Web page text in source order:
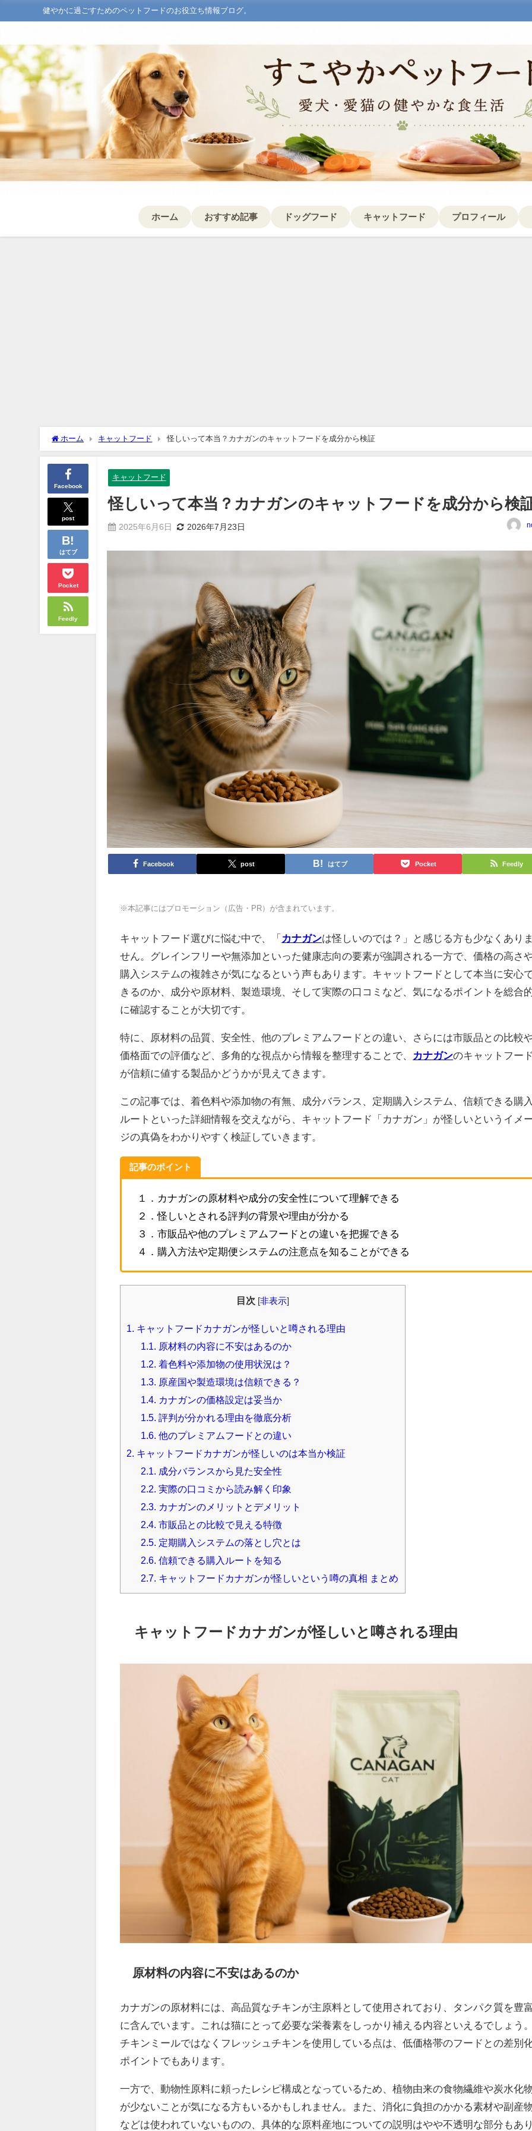
健やかに過ごすためのペットフードのお役立ち情報ブログ。
ホーム おすすめ記事 ドッグフード キャットフード プロフィール
ホーム キャットフード 怪しいって本当？カナガンのキャットフードを成分から検証
Facebook
post
はてブ
Pocket
Feedly
キャットフード
怪しいって本当？カナガンのキャットフードを成分から検
2025年6月6日 2026年7月23日
Facebook post はてブ Pocket Feedly
※本記事にはプロモーション（広告・PR）が含まれています。
キャットフード選びに悩む中で、「 カナガンは怪しいのでは？」と感じる方も少なくあり
せん。グレインフリーや無添加といった健康志向の要素が強調される一方で、価格の高さ
購入システムの複雑さが気になるという声もあります。キャットフードとして本当に安心
きるのか、成分や原材料、製造環境、そして実際の口コミなど、気になるポイントを総合
に確認することが大切です。
特に、原材料の品質、安全性、他のプレミアムフードとの違い、さらには市販品との比較
価格面での評価など、多角的な視点から情報を整理することで、
カナガンのキャットフー
が信頼に値する製品かどうかが見えてきます。
この記事では、着色料や添加物の有無、成分バランス、定期購入システム、信頼できる購
ルートといった詳細情報を交えながら、キャットフード「カナガン」が怪しいというイメ
ジの真偽をわかりやすく検証していきます。
記事のポイント
１．カナガンの原材料や成分の安全性について理解できる
２．怪しいとされる評判の背景や理由が分かる
３．市販品や他のプレミアムフードとの違いを把握できる
４．購入方法や定期便システムの注意点を知ることができる
目次 [非表示]
1.
キャットフードカナガンが怪しいと噂される理由
1.1.
原材料の内容に不安はあるのか
1.2. 着色料や添加物の使用状況は？
1.3.
原産国や製造環境は信頼できる？
1.4.
カナガンの価格設定は妥当か
1.5. 評判が分かれる理由を徹底分析
1.6. 他のプレミアムフードとの違い
2.
キャットフードカナガンが怪しいのは本当か検証
2.1.
成分バランスから見た安全性
2.2. 実際の口コミから読み解く印象
2.3.
カナガンのメリットとデメリット
2.4. 市販品との比較で見える特徴
2.5. 定期購入システムの落とし穴とは
2.6. 信頼できる購入ルートを知る
2.7. キャットフードカナガンが怪しいという噂の真相 まとめ
キャットフードカナガンが怪しいと噂される理由
原材料の内容に不安はあるのか
カナガンの原材料には、高品質なチキンが主原料として使用されており、タンパク質を豊
に含んでいます。これは猫にとって必要な栄養素をしっかり補える内容といえるでしょう
チキンミールではなくフレッシュチキンを使用している点は、低価格帯のフードとの差別
ポイントでもあります。
一方で、動物性原料に頼ったレシピ構成となっているため、植物由来の食物繊維や炭水化
が少ないことが気になる方もいるかもしれません。また、消化に負担のかかる素材や副産
などは使われていないものの、具体的な原料産地についての説明はやや不透明な部分もあ